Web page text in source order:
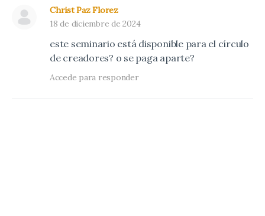
Christ Paz Florez
18 de diciembre de 2024
este seminario está disponible para el círculo
de creadores? o se paga aparte?
Accede para responder